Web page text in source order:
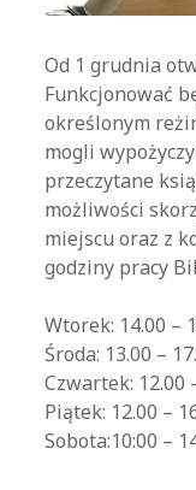
Od 1 grudnia
Funkcjonować
określonym
mogli
przeczytane
możliwości
miejscu oraz z
godziny pracy
Wtorek: 14.00 –
Środa: 13.00 –
Czwartek: 12.00
Piątek: 12.00 –
Sobota:10:00 –